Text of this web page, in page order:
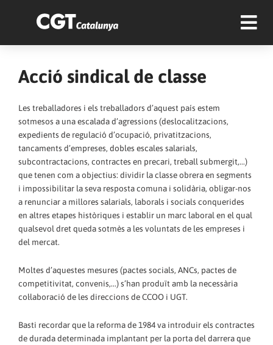
Acció sindical de classe
Les treballadores i els treballadors d’aquest país estem
sotmesos a una escalada d’agressions (deslocalitzacions,
expedients de regulació d’ocupació, privatitzacions,
tancaments d’empreses, dobles escales salarials,
subcontractacions, contractes en precari, treball submergit,...)
que tenen com a objectius: dividir la classe obrera en segments
i impossibilitar la seva resposta comuna i solidària, obligar-nos
a renunciar a millores salarials, laborals i socials conquerides
en altres etapes històriques i establir un marc laboral en el qual
qualsevol dret queda sotmès a les voluntats de les empreses i
del mercat.
Moltes d’aquestes mesures (pactes socials, ANCs, pactes de
competitivitat, convenis,...) s’han produït amb la necessària
col·laboració de les direccions de CCOO i UGT.
Basti recordar que la reforma de 1984 va introduir els contractes
de durada determinada implantant per la porta del darrera que